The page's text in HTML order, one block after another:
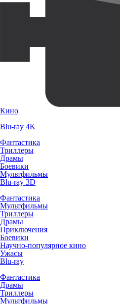
Кино
Blu-ray 4K
Фантастика
Триллеры
Драмы
Боевики
Мультфильмы
Blu-ray 3D
Фантастика
Мультфильмы
Триллеры
Драмы
Приключения
Боевики
Научно-популярное кино
Ужасы
Blu-ray
Фантастика
Драмы
Триллеры
Мультфильмы